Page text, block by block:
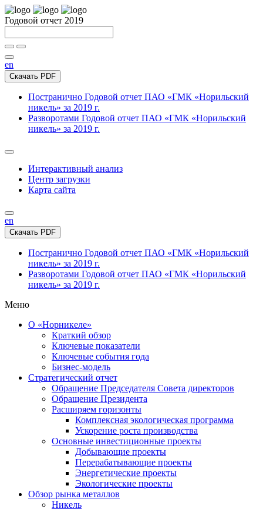
Годовой отчет 2019
en
Скачать PDF
Постранично Годовой отчет ПАО «ГМК «Норильский
никель» за 2019 г.
Разворотами Годовой отчет ПАО «ГМК «Норильский
никель» за 2019 г.
Интерактивный анализ
Центр загрузки
Карта сайта
en
Скачать PDF
Постранично Годовой отчет ПАО «ГМК «Норильский
никель» за 2019 г.
Разворотами Годовой отчет ПАО «ГМК «Норильский
никель» за 2019 г.
Меню
О «Норникеле»
Краткий обзор
Ключевые показатели
Ключевые события года
Бизнес-модель
Стратегический отчет
Обращение Председателя Совета директоров
Обращение Президента
Расширяем горизонты
Комплексная экологическая программа
Ускорение роста производства
Основные инвестиционные проекты
Добывающие проекты
Перерабатывающие проекты
Энергетические проекты
Экологические проекты
Обзор рынка металлов
Никель